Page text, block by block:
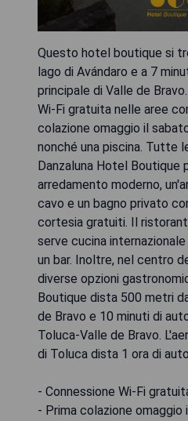
Questo hotel boutique si
lago di Avándaro e a 7
principale di Valle de
Wi-Fi gratuita nelle aree
colazione omaggio il
nonché una piscina. Tutte
Danzaluna Hotel Boutique
arredamento moderno,
cavo e un bagno privato
cortesia gratuiti. Il
serve cucina
un bar. Inoltre, nel centro
diverse opzioni
Boutique dista 500 metri
de Bravo e 10 minuti di
Toluca-Valle de Bravo.
di Toluca dista 1 ora di
- Connessione Wi-Fi
- Prima colazione omaggio